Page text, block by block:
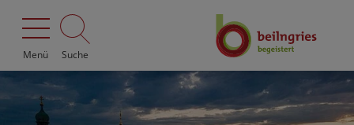
Menü Suche